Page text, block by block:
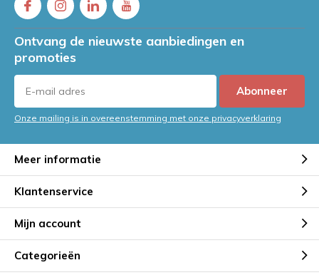
Ontvang de nieuwste aanbiedingen en
promoties
Abonneer
Onze mailing is in overeenstemming met onze privacyverklaring
Meer informatie
Klantenservice
Mijn account
Categorieën